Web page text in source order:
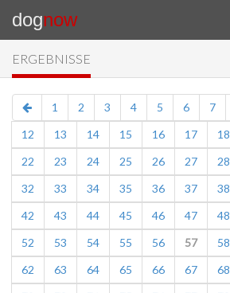
dognow
ERGEBNISSE
1 2 3 4 5 6 7
12
13 14 15 16 17 18
22
23 24 25 26 27 28
32
33 34 35 36 37 38
42
43 44 45 46 47 48
52
53 54 55 56 57 58
62
63 64 65 66 67 68